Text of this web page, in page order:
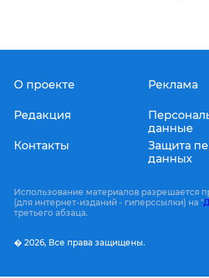
О проекте
Редакция
Контакты
Реклама
данные
Защита
данных
Использование материалов разрешается
(для интернет-изданий - гиперссылки) на "
третьего абзаца.
� 2026, Все права защищены.